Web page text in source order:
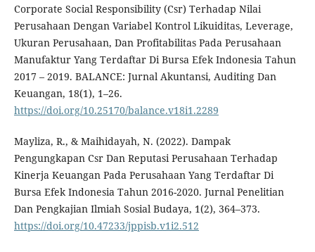
Corporate Social Responsibility (Csr) Terhadap Nilai
Perusahaan Dengan Variabel Kontrol Likuiditas, Leverage,
Ukuran Perusahaan, Dan Profitabilitas Pada Perusahaan
Manufaktur Yang Terdaftar Di Bursa Efek Indonesia Tahun
2017 – 2019. BALANCE: Jurnal Akuntansi, Auditing Dan
Keuangan, 18(1), 1–26.
https://doi.org/10.25170/balance.v18i1.2289
Mayliza, R., & Maihidayah, N. (2022). Dampak
Pengungkapan Csr Dan Reputasi Perusahaan Terhadap
Kinerja Keuangan Pada Perusahaan Yang Terdaftar Di
Bursa Efek Indonesia Tahun 2016-2020. Jurnal Penelitian
Dan Pengkajian Ilmiah Sosial Budaya, 1(2), 364–373.
https://doi.org/10.47233/jppisb.v1i2.512